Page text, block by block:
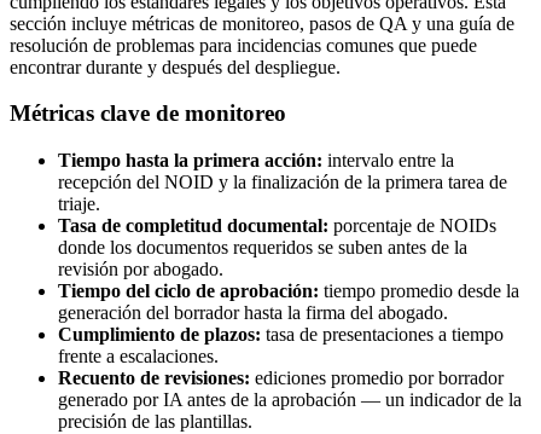
sección incluye métricas de monitoreo, pasos de QA y una guía de
resolución de problemas para incidencias comunes que puede
encontrar durante y después del despliegue.
Métricas clave de monitoreo
Tiempo hasta la primera acción: intervalo entre la
recepción del NOID y la finalización de la primera tarea de
triaje.
Tasa de completitud documental: porcentaje de NOIDs
donde los documentos requeridos se suben antes de la
revisión por abogado.
Tiempo del ciclo de aprobación: tiempo promedio desde la
generación del borrador hasta la firma del abogado.
Cumplimiento de plazos: tasa de presentaciones a tiempo
frente a escalaciones.
Recuento de revisiones: ediciones promedio por borrador
generado por IA antes de la aprobación — un indicador de la
precisión de las plantillas.